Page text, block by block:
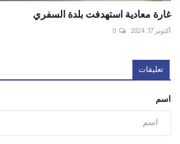
غارة معادية استهدفت بلدة السفري
أكتوبر 17, 2024 0
تعليقات
اسم